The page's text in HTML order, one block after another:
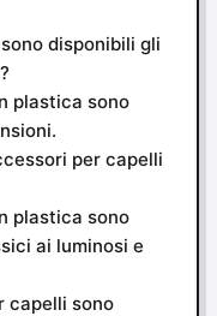
disponibili gli
plastica sono
per capelli
plastica sono
ai luminosi e
capelli sono